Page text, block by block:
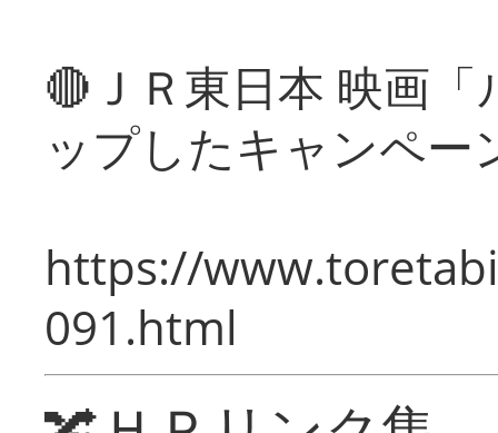
🔴ＪＲ東日本 映画
ップしたキャンペー
https://
091.html